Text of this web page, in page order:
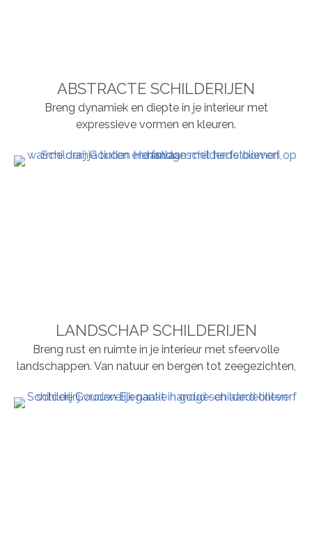
ABSTRACTE SCHILDERIJEN
Breng dynamiek en diepte in je interieur met
expressieve vormen en kleuren.
LANDSCHAP SCHILDERIJEN
Breng rust en ruimte in je interieur met sfeervolle
landschappen. Van natuur en bergen tot zeegezichten,